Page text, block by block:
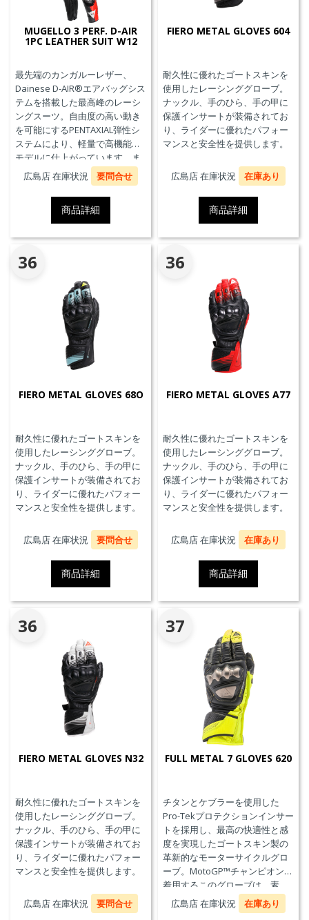
MUGELLO 3 PERF. D-AIR
1PC LEATHER SUIT W12
最先端のカンガルーレザー、
Dainese D-AIR®エアバッグシス
テムを搭載した最高峰のレーシ
ングスーツ。自由度の高い動き
を可能にするPENTAXIAL弾性シ
ステムにより、軽量で高機能な
モデルに仕上がっています。ま
た、エアバッグ本体が最大3回の
起爆まで繰り返し利用可能な
Triple-Activation D-air®Racing
エアバッグを搭載しています。
※別途ジェネレーター(ガス発生
器本体)の交換が必要です。MFJ
公認モデル。
広島店 在庫状況 要問合せ
商品詳細
FIERO METAL GLOVES 604
耐久性に優れたゴートスキンを
使用したレーシンググローブ。
ナックル、手のひら、手の甲に
保護インサートが装備されてお
り、ライダーに優れたパフォー
マンスと安全性を提供します。
広島店 在庫状況 在庫あり
商品詳細
36
FIERO METAL GLOVES 68O
耐久性に優れたゴートスキンを
使用したレーシンググローブ。
ナックル、手のひら、手の甲に
保護インサートが装備されてお
り、ライダーに優れたパフォー
マンスと安全性を提供します。
広島店 在庫状況 要問合せ
商品詳細
36
FIERO METAL GLOVES A77
耐久性に優れたゴートスキンを
使用したレーシンググローブ。
ナックル、手のひら、手の甲に
保護インサートが装備されてお
り、ライダーに優れたパフォー
マンスと安全性を提供します。
広島店 在庫状況 在庫あり
商品詳細
36
FIERO METAL GLOVES N32
耐久性に優れたゴートスキンを
使用したレーシンググローブ。
ナックル、手のひら、手の甲に
保護インサートが装備されてお
り、ライダーに優れたパフォー
マンスと安全性を提供します。
広島店 在庫状況 要問合せ
37
FULL METAL 7 GLOVES 620
チタンとケブラーを使用した
Pro-Tekプロテクションインサー
トを採用し、最高の快適性と感
度を実現したゴートスキン製の
革新的なモーターサイクルグロ
ーブ。MotoGP™チャンピオンが
着用するこのグローブは、素
材、快適性、プロテクションに
おいて、優れたパフォーマンス
広島店 在庫状況 在庫あり